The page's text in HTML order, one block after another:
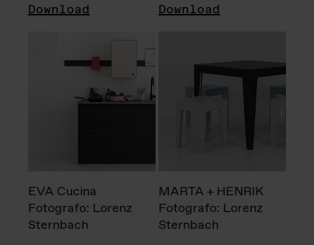
Download Download
EVA Cucina
Fotografo: Lorenz
Sternbach
MARTA + HENRIK
Fotografo: Lorenz
Sternbach